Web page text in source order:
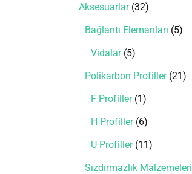
Aksesuarlar 32
Bağlantı Elemanları 5
Vidalar 5
Polikarbon Profiller 21
F Profiller 1
H Profiller 6
U Profiller 11
Sızdırmazlık Malzemeleri